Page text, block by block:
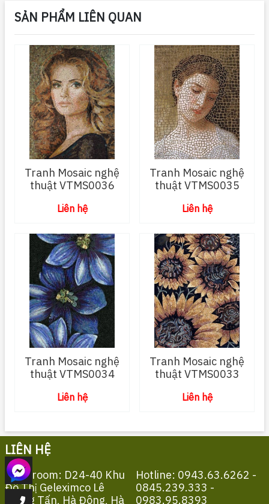
SẢN PHẨM LIÊN QUAN
Tranh Mosaic nghệ
thuật VTMS0036
Liên hệ
Tranh Mosaic nghệ
thuật VTMS0035
Liên hệ
Tranh Mosaic nghệ
thuật VTMS0034
Liên hệ
Tranh Mosaic nghệ
thuật VTMS0033
Liên hệ
LIÊN HỆ
Showroom: D24-40 Khu
Đô Thị Geleximco Lê
Trọng Tấn, Hà Đông, Hà
Hotline: 0943.63.6262 -
0845.239.333 -
0983.95.8393